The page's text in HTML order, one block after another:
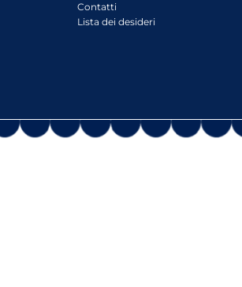
Contatti
Lista dei desideri